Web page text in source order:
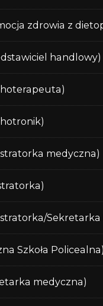
zdrowia z
handlowy)
medyczna)
Szkoła Policealna)
medyczna)